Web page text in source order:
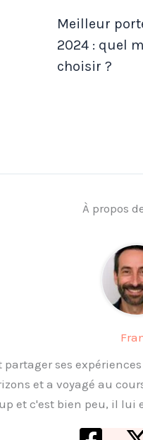
Meilleur
2024 : quel
choisir ?
À propos
ses
et a voyagé au
et c'est bien peu, il lui